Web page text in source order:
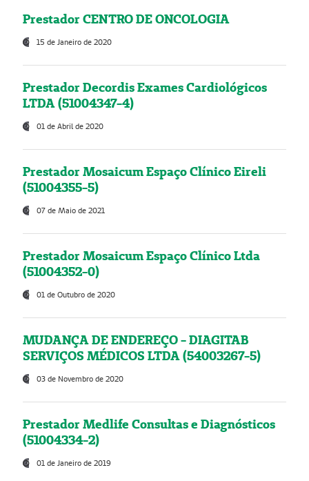
Prestador CENTRO DE ONCOLOGIA
15 de Janeiro de 2020
Prestador Decordis Exames Cardiológicos
LTDA (51004347-4)
01 de Abril de 2020
Prestador Mosaicum Espaço Clínico Eireli
(51004355-5)
07 de Maio de 2021
Prestador Mosaicum Espaço Clínico Ltda
(51004352-0)
01 de Outubro de 2020
MUDANÇA DE ENDEREÇO - DIAGITAB
SERVIÇOS MÉDICOS LTDA (54003267-5)
03 de Novembro de 2020
Prestador Medlife Consultas e Diagnósticos
(51004334-2)
01 de Janeiro de 2019